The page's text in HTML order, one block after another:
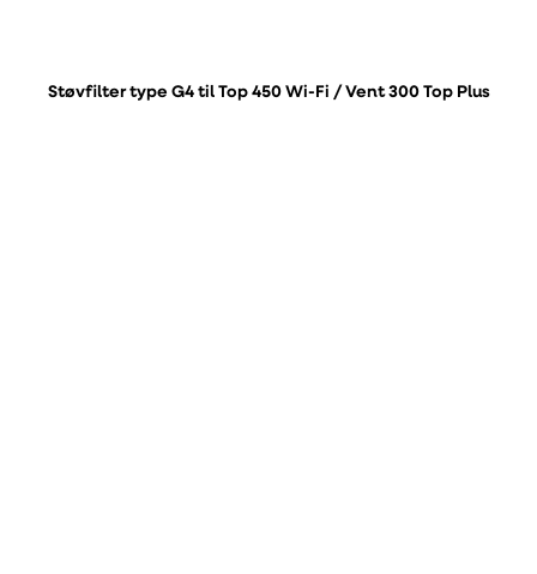
Støvfilter type G4 til Top 450 Wi-Fi / Vent 300 Top Plus